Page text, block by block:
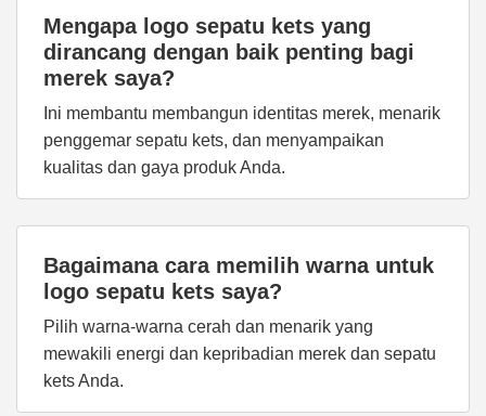
Mengapa logo sepatu kets yang
dirancang dengan baik penting bagi
merek saya?
Ini membantu membangun identitas merek, menarik
penggemar sepatu kets, dan menyampaikan
kualitas dan gaya produk Anda.
Bagaimana cara memilih warna untuk
logo sepatu kets saya?
Pilih warna-warna cerah dan menarik yang
mewakili energi dan kepribadian merek dan sepatu
kets Anda.